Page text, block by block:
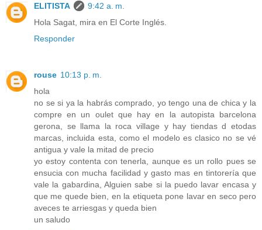
ELITISTA
9:42 a. m.
Hola Sagat, mira en El Corte Inglés.
Responder
rouse 10:13 p. m.
hola
no se si ya la habrás comprado, yo tengo una de chica y la
compre en un oulet que hay en la autopista barcelona
gerona, se llama la roca village y hay tiendas d etodas
marcas, incluida esta, como el modelo es clasico no se vé
antigua y vale la mitad de precio
yo estoy contenta con tenerla, aunque es un rollo pues se
ensucia con mucha facilidad y gasto mas en tintorería que
vale la gabardina, Alguien sabe si la puedo lavar encasa y
que me quede bien, en la etiqueta pone lavar en seco pero
aveces te arriesgas y queda bien
un saludo